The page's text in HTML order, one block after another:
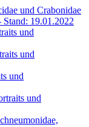
und Crabonidae
19.01.2022
und
und
und
und